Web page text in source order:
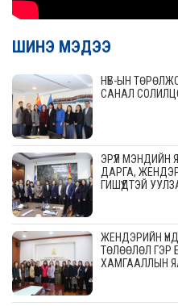
ШИНЭ МЭДЭЭ
НҮБ-ЫН
САНАЛ
ЭРҮҮЛ
ДАРГА,
ГИШҮҮДТЭЙ
ЖЕНДЭРИЙН
ТӨЛӨӨЛӨЛ ГЭР
ХАМГААЛЛЫН